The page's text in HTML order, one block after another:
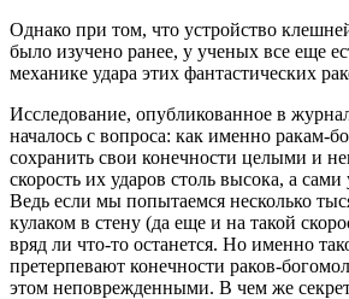
Однако при том, что устройство
было изучено ранее, у ученых все еще
механике удара этих фантастических
Исследование, опубликованное в
началось с вопроса: как именно ракам-
сохранить свои конечности целыми и
скорость их ударов столь высока, а
Ведь если мы попытаемся несколько
кулаком в стену (да еще и на такой
вряд ли что-то останется. Но именно
претерпевают конечности раков-
этом неповрежденными. В чем же